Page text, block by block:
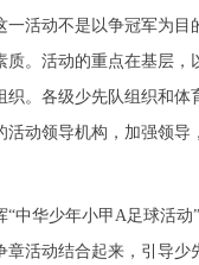
活动不是以争冠军为
。活动的重点在基层，
。各级少先队组织和
动领导机构，加强领
华少年小甲A足球活动
活动结合起来，引导